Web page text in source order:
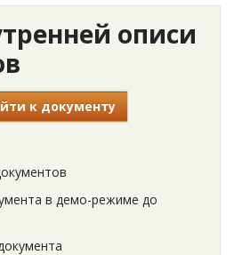
описи
к документу
в демо-режиме до